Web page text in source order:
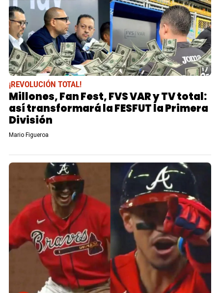
¡REVOLUCIÓN TOTAL!
Millones, Fan Fest, FVS VAR y TV total:
así transformará la FESFUT la Primera
División
Mario Figueroa